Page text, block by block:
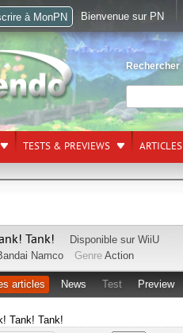
Rechercher
TESTS & PREVIEWS
Tank! Disponible sur WiiU
Namco Genre Action
articles News Test Preview
Tank! Tank!
à MonPN Bienvenue sur PN